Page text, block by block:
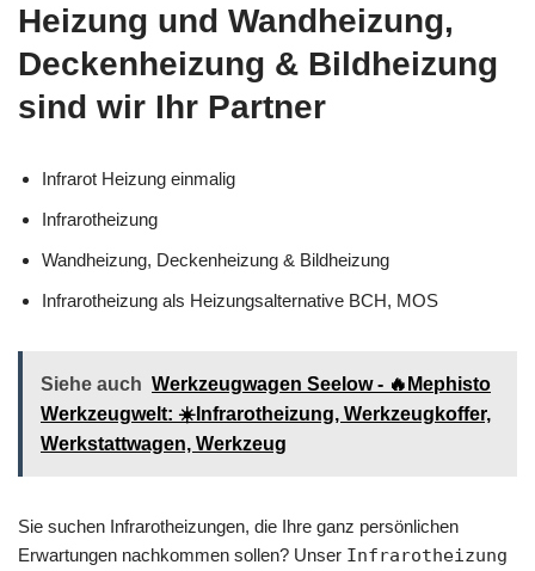
Heizung und Wandheizung,
Deckenheizung & Bildheizung
sind wir Ihr Partner
Infrarot Heizung einmalig
Infrarotheizung
Wandheizung, Deckenheizung & Bildheizung
Infrarotheizung als Heizungsalternative BCH, MOS
Siehe auch Werkzeugwagen Seelow - 🔥Mephisto
Werkzeugwelt: ☀️Infrarotheizung, Werkzeugkoffer,
Werkstattwagen, Werkzeug
Sie suchen Infrarotheizungen, die Ihre ganz persönlichen
Erwartungen nachkommen sollen? Unser Infrarotheizung